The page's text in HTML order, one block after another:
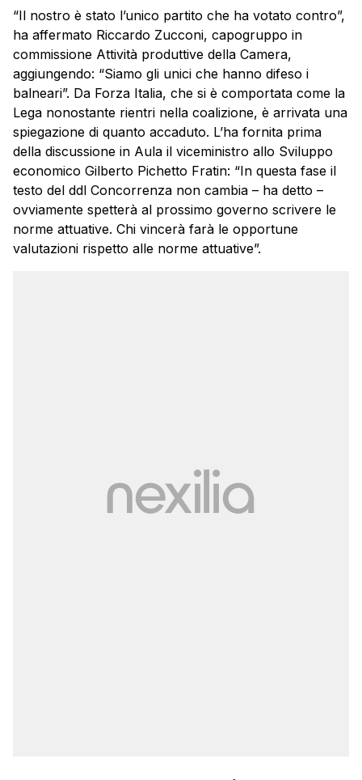
“Il nostro è stato l’unico partito che ha votato contro”,
ha affermato Riccardo Zucconi, capogruppo in
commissione Attività produttive della Camera,
aggiungendo: “Siamo gli unici che hanno difeso i
balneari”. Da Forza Italia, che si è comportata come la
Lega nonostante rientri nella coalizione, è arrivata una
spiegazione di quanto accaduto. L’ha fornita prima
della discussione in Aula il viceministro allo Sviluppo
economico Gilberto Pichetto Fratin: “In questa fase il
testo del ddl Concorrenza non cambia – ha detto –
ovviamente spetterà al prossimo governo scrivere le
norme attuative. Chi vincerà farà le opportune
valutazioni rispetto alle norme attuative”.